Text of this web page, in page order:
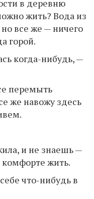
в деревню
жить? Вода из
но все же — ничего
горой.
когда-нибудь, —
перемыть
же навожу здесь
и не знаешь —
комфорте жить.
что-нибудь в